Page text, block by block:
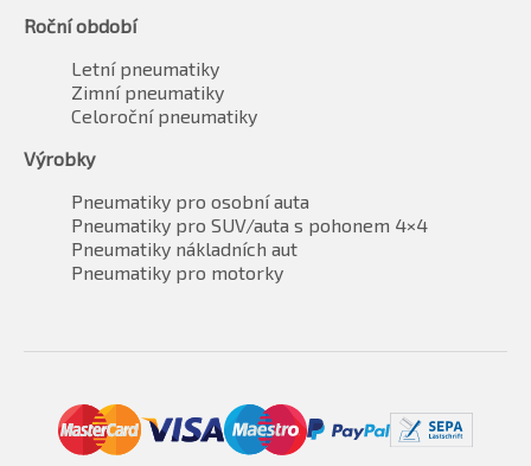
Roční období
Letní pneumatiky
Zimní pneumatiky
Celoroční pneumatiky
Výrobky
Pneumatiky pro osobní auta
Pneumatiky pro SUV/auta s pohonem 4×4
Pneumatiky nákladních aut
Pneumatiky pro motorky